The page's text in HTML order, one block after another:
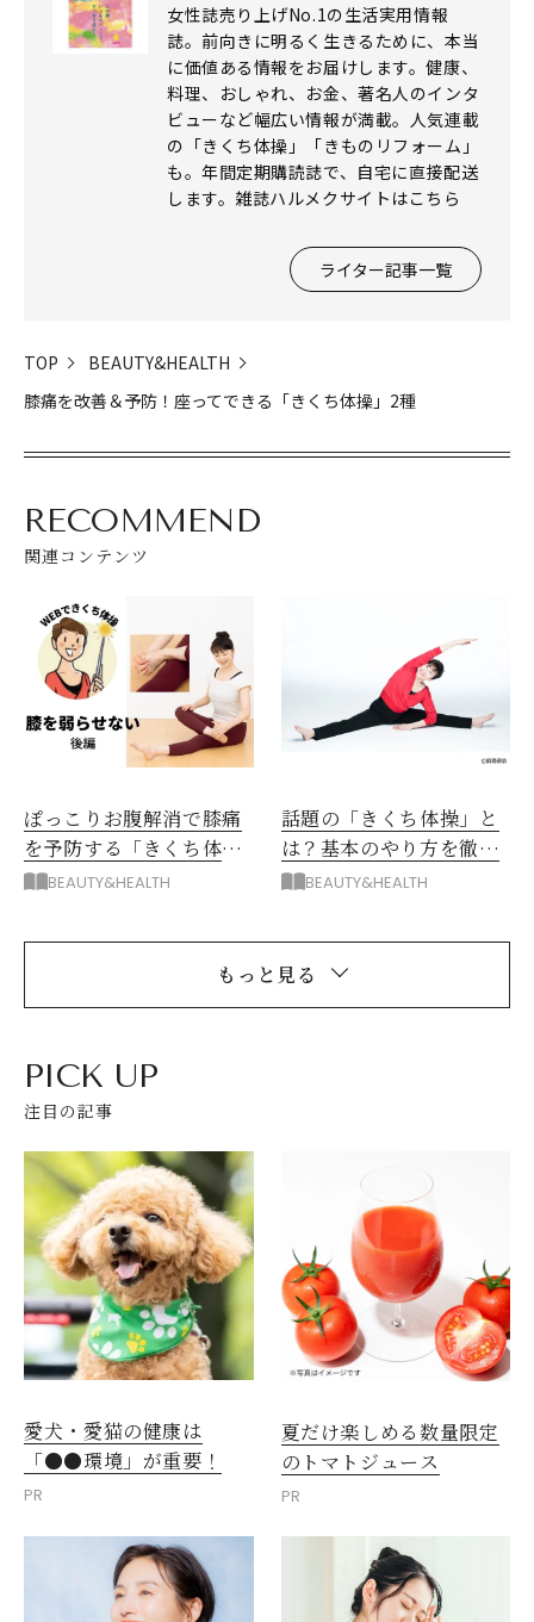
女性誌売り上げNo.1の生活実用情報
誌。前向きに明るく生きるために、本当
に価値ある情報をお届けします。健康、
料理、おしゃれ、お金、著名人のインタ
ビューなど幅広い情報が満載。人気連載
の「きくち体操」「きものリフォーム」
も。年間定期購読誌で、自宅に直接配送
します。雑誌ハルメクサイトはこちら
ライター記事一覧
TOP
BEAUTY&HEALTH
膝痛を改善＆予防！座ってできる「きくち体操」2種
RECOMMEND
関連コンテンツ
ぽっこりお腹解消で膝痛
を予防する「きくち体
操」2種
BEAUTY&HEALTH
話題の「きくち体操」と
は？基本のやり方を徹底
解説BEAUTY&HEALTH
もっと見る
PICK UP
注目の記事
愛犬・愛猫の健康は
「●●環境」が重要！
PR
夏だけ楽しめる数量限定
のトマトジュース
PR